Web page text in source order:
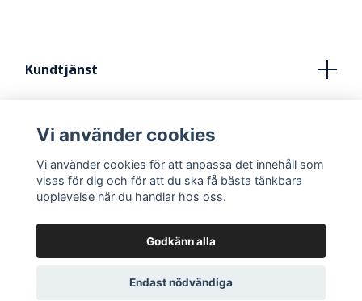
Kundtjänst
Kontakt
FRÅN IDÈ TILL STUDIO
Vi använder cookies
Vi använder cookies för att anpassa det innehåll som
visas för dig och för att du ska få bästa tänkbara
upplevelse när du handlar hos oss.
Godkänn alla
Endast nödvändiga